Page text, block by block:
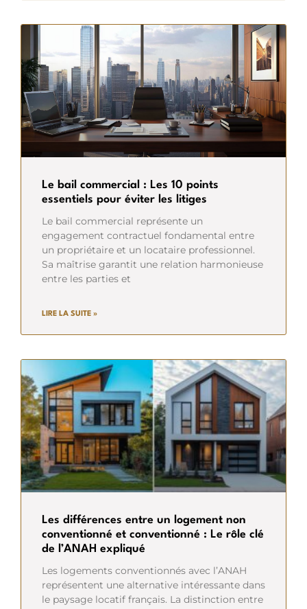
Le bail commercial : Les 10 points
essentiels pour éviter les litiges
Le bail commercial représente un
engagement contractuel fondamental entre
un propriétaire et un locataire professionnel.
Sa maîtrise garantit une relation harmonieuse
entre les parties et
LIRE LA SUITE »
Les différences entre un logement non
conventionné et conventionné : Le rôle clé
de l’ANAH expliqué
Les logements conventionnés avec l’ANAH
représentent une alternative intéressante dans
le paysage locatif français. La distinction entre